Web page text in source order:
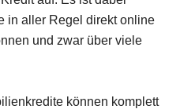
in aller Regel direkt online
und zwar über viele
können komplett